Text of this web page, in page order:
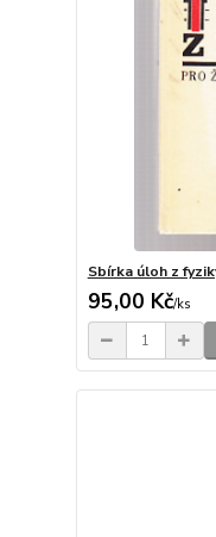
Sbírka úloh z
95,00 Kč/ks